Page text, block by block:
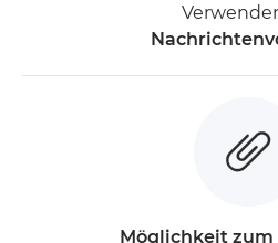
Möglichkeit zum